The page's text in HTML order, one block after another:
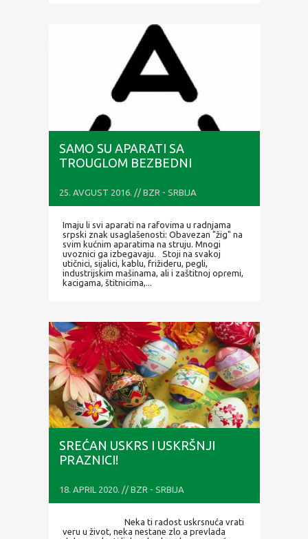
SAMO SU APARATI SA
TROUGLOM BEZBEDNI
25. AVGUST 2016. // BZR - SRBIJA
Imaju li svi aparati na rafovima u radnjama
srpski znak usaglašenosti: Obavezan "žig" na
svim kućnim aparatima na struju. Mnogi
uvoznici ga izbegavaju. Stoji na svakoj
utičnici, sijalici, kablu, frižideru, pegli,
industrijskim mašinama, ali i zaštitnoj opremi,
kacigama, štitnicima,...
SREĆAN USKRS I USKRŠNJI
PRAZNICI!
18. APRIL 2020. // BZR - SRBIJA
Neka ti radost uskrsnuća vrati
veru u život, neka nestane zlo a prevlada